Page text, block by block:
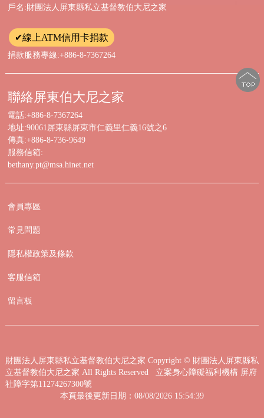
戶名:財團法人屏東縣私立基督教伯大尼之家
✔線上ATM信用卡捐款
捐款服務專線:+886-8-7367264
聯絡屏東伯大尼之家
電話:+886-8-7367264
地址:90061屏東縣屏東市仁義里仁義16號之6
傳真:+886-8-736-9649
服務信箱:
bethany.pt@msa.hinet.net
會員專區
常見問題
隱私權政策及條款
客服信箱
留言板
財團法人屏東縣私立基督教伯大尼之家 Copyright © 財團法人屏東縣私
立基督教伯大尼之家 All Rights Reserved 立案身心障礙福利機構 屏府
社障字第11274267300號
本頁最後更新日期：08/08/2026 15:54:39